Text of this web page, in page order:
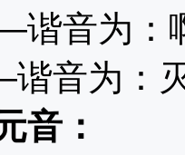
音为：
音为：
音：